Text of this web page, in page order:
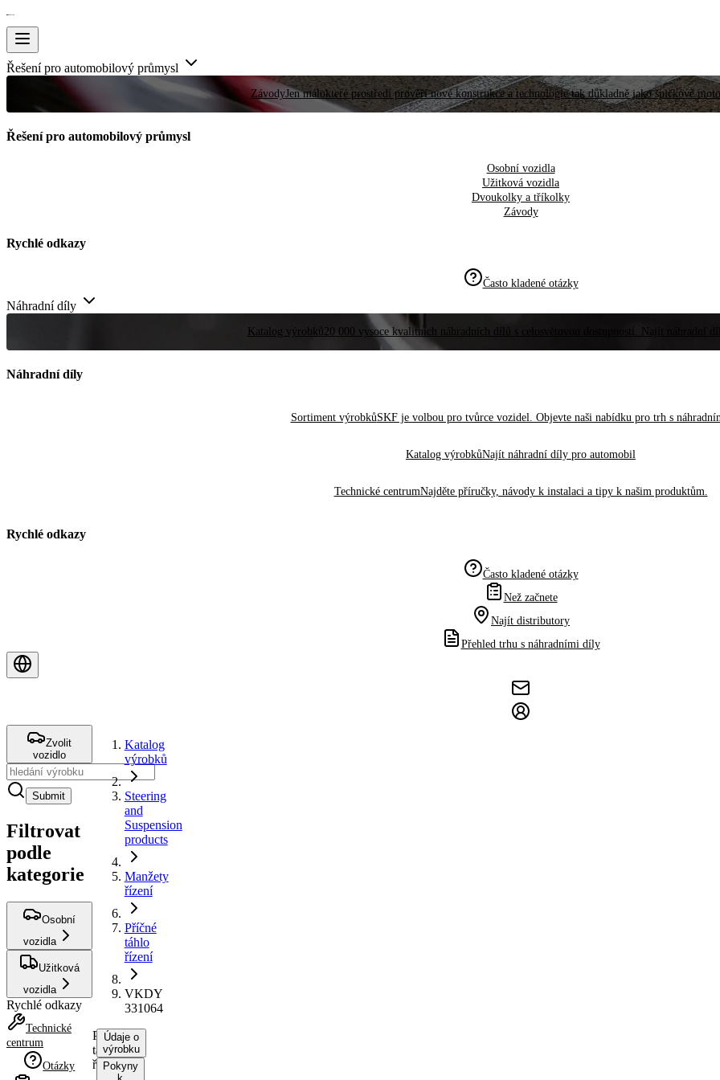
Řešení pro automobilový průmysl
ZávodyJen málokteré prostředí prověří nové konstrukce a technologie tak důkladně jako špičkové
Řešení pro automobilový průmysl
Osobní vozidla
Užitková vozidla
Dvoukolky a tříkolky
Závody
Rychlé odkazy
Často kladené otázky
Náhradní díly
Katalog výrobků20 000 vysoce kvalitních náhradních dílů s celosvětovou dostupností. Najít náhradní
Náhradní díly
Sortiment výrobkůSKF je volbou pro tvůrce vozidel. Objevte naši nabídku pro trh s
Katalog výrobkůNajít náhradní díly pro automobil
Technické centrumNajděte příručky, návody k instalaci a tipy k našim produktům.
Rychlé odkazy
Často kladené otázky
Než začnete
Najít distributory
Přehled trhu s náhradními díly
Zvolit
vozidlo
Submit
Filtrovat
podle
kategorie
Osobní
vozidla
Užitková
vozidla
Rychlé odkazy
Technické
centrum
Otázky
Katalog
výrobků
Steering
and
Suspension
products
Manžety
řízení
Příčné
táhlo
řízení
VKDY
331064
Příčné
táhlo
řízení
Údaje o
výrobku
Pokyny